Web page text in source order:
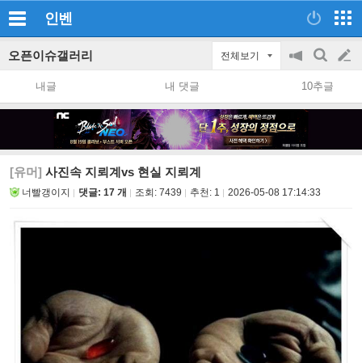
인벤
오픈이슈갤러리 전체보기
공
지
on/off
검
색
글
쓰
내글 내 댓글 10추글
[유머] 사진속 지뢰계vs 현실 지뢰계
너빨갱이지 댓글: 17 개 조회: 7439 추천: 1 2026-05-08 17:14:33